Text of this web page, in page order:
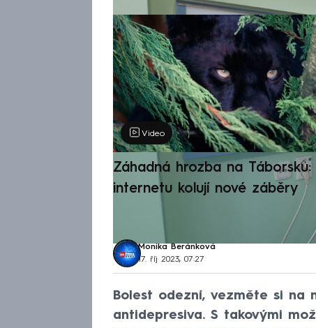
Video
Záhadná hrozba na
internetu kolují nové záběry
Monika Beránková
17. říj 2023, 07:27
Bolest odezní, vezměte si na
antidepresiva. S takovými